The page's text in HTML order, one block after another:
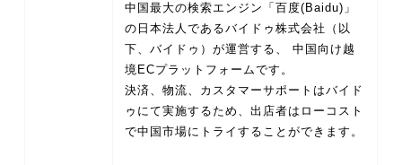
中国最大の検索エンジン「百度(Baidu)」
の日本法人であるバイドゥ株式会社（以
下、バイドゥ）が運営する、 中国向け越
境ECプラットフォームです。
決済、物流、カスタマーサポートはバイド
ゥにて実施するため、出店者はローコスト
で中国市場にトライすることができます。